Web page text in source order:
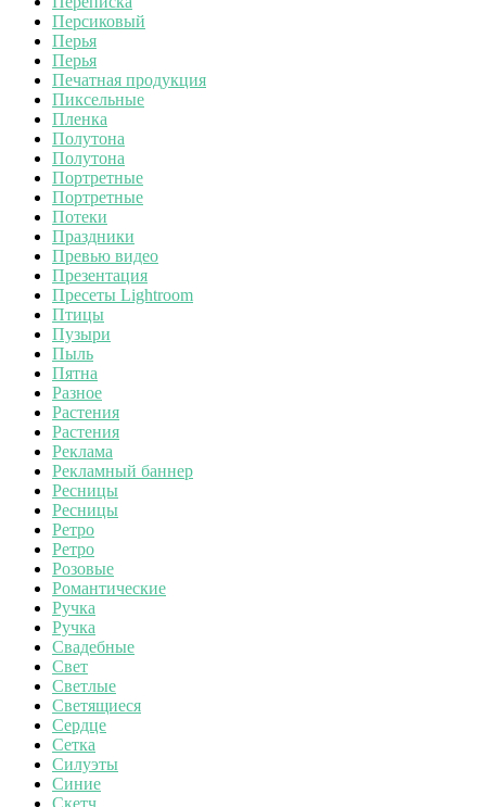
Персиковый
Перья
Перья
Печатная продукция
Пиксельные
Пленка
Полутона
Полутона
Портретные
Портретные
Потеки
Праздники
Превью видео
Презентация
Пресеты Lightroom
Птицы
Пузыри
Пыль
Пятна
Разное
Растения
Растения
Реклама
Рекламный баннер
Ресницы
Ресницы
Ретро
Ретро
Розовые
Романтические
Ручка
Ручка
Свадебные
Свет
Светлые
Светящиеся
Сердце
Сетка
Силуэты
Синие
Скетч